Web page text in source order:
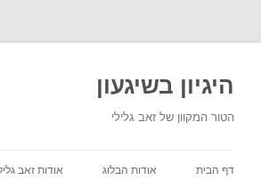
היגיון בשיגעון
הטור המקוון של זאב גלילי
דף הבית אודות הבלוג אודות זאב